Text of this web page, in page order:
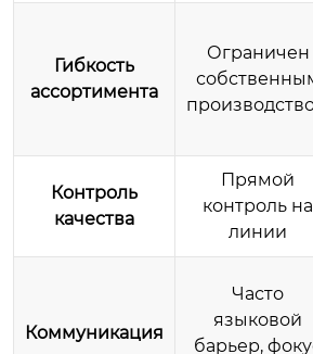
Гибкость
ассортимента
Ограничен
Контроль
качества
Прямой
контроль на
линии
Коммуникация
Часто
языковой
барьер,